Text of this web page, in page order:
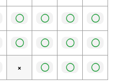
◯ ◯ ◯ ◯
◯ ◯ ◯ ◯
× ◯ ◯ ◯